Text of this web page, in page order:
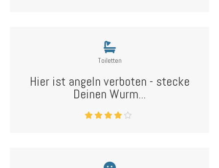
Toiletten
Hier ist angeln verboten - stecke
Deinen Wurm...